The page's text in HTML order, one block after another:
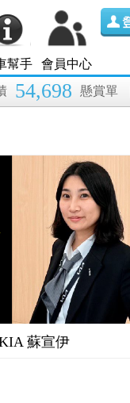
幫手 會員中心
54,698 懸賞單
蘇宣伊